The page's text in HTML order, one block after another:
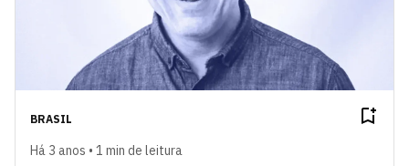
BRASIL
Há 3 anos • 1 min de leitura